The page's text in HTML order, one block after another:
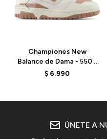
Championes New
Balance de Dama - 550 -
BBW550PF - ELD
$ 6.990
ÚNETE A